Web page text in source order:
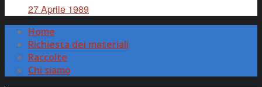
27 Aprile 1989
Home
Richiesta dei materiali
Raccolte
Chi siamo